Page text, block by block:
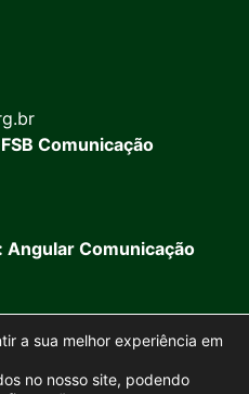
Comunicação
Comunicação
a sua melhor experiência em
no nosso site, podendo